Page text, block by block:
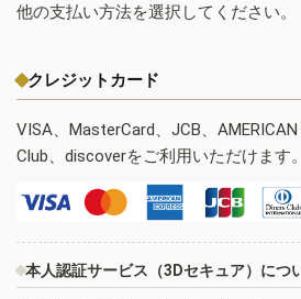
他の支払い方法を選択してください。
クレジットカード
VISA、MasterCard、JCB、AMERICAN
Club、discoverをご利用いただけます。
本人認証サービス（3Dセキュア）につ